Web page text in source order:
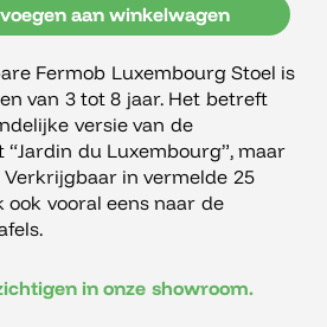
aan winkelwagen
Fermob Luxembourg Stoel is
van 3 tot 8 jaar. Het betreft
versie van de
du Luxembourg”, maar
in vermelde 25
ook vooral eens naar de
in onze showroom.